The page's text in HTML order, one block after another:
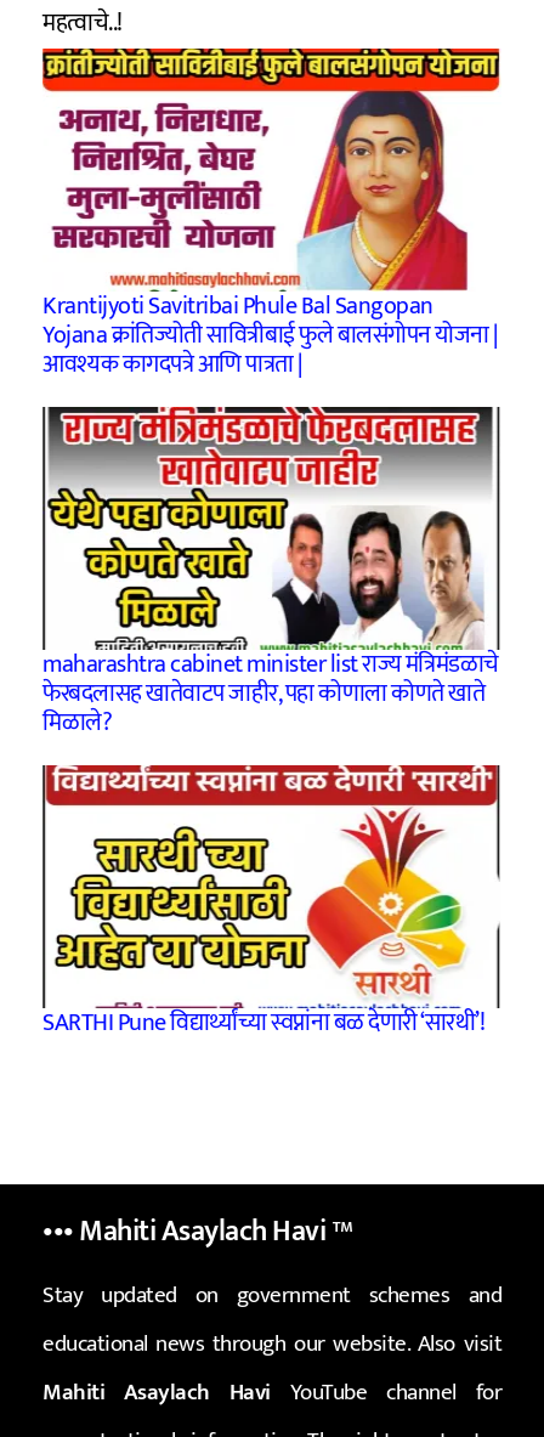
महत्वाचे..!
Krantijyoti Savitribai Phule Bal Sangopan
Yojana क्रांतिज्योती सावित्रीबाई फुले बालसंगोपन योजना |
आवश्यक कागदपत्रे आणि पात्रता |
maharashtra cabinet minister list राज्य मंत्रिमंडळाचे
फेरबदलासह खातेवाटप जाहीर, पहा कोणाला कोणते खाते
मिळाले?
SARTHI Pune विद्यार्थ्यांच्या स्वप्नांना बळ देणारी ‘सारथी’!
••• Mahiti Asaylach Havi™
Stay updated on government schemes and
educational news through our website. Also visit
Mahiti Asaylach Havi YouTube channel for